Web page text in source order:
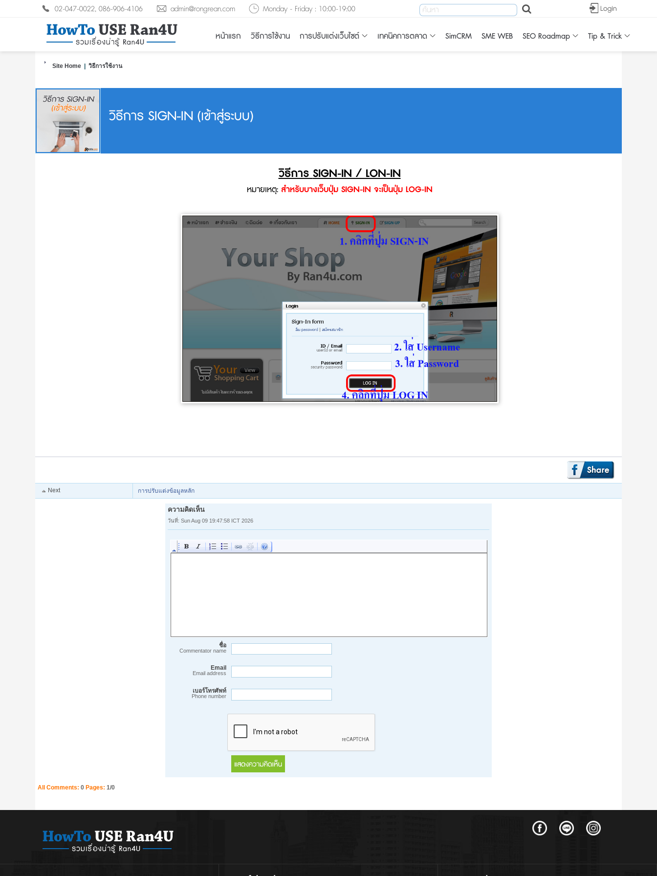
02-047-0022, 086-906-4106 admin@rongrean.com Monday - Friday : 10:00-19:00
หน้าแรก วิธีการใช้งาน การปรับแต่งเว็บไซต์ เทคนิคการตลาด SimCRM SME WEB SEO Roadmap Tip & Trick
Site Home วิธีการใช้งาน
วิธีการ SIGN-IN (เข้าสู่ระบบ)
วิธีการ SIGN-IN / LON-IN
หมายเหตุ: สำหรับบางเว็บปุ่ม SIGN-IN จะเป็นปุ่ม LOG-IN
Next การปรับแต่งข้อมูลหลัก
ความคิดเห็น
วันที่: Sun Aug 09 19:47:58 ICT 2026
ชื่อ
Commentator name
Email
Email address
เบอร์โทรศัพท์
Phone number
All Comments: 0 Pages: 1/0